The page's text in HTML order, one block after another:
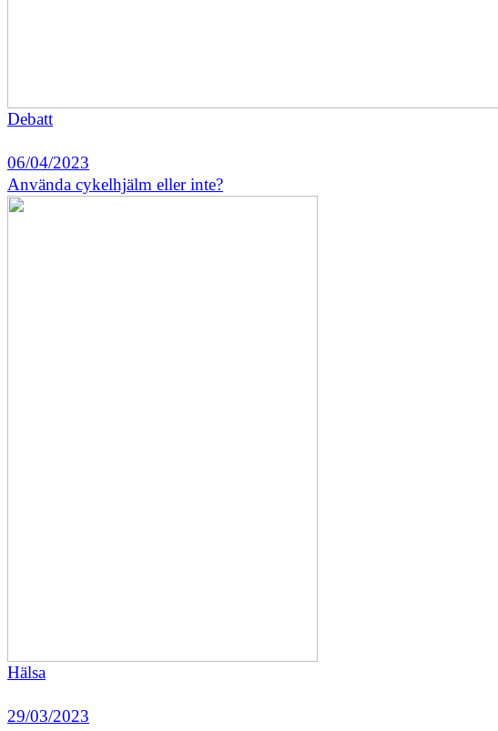
Debatt
06/04/2023
Använda cykelhjälm eller inte?
Hälsa
29/03/2023